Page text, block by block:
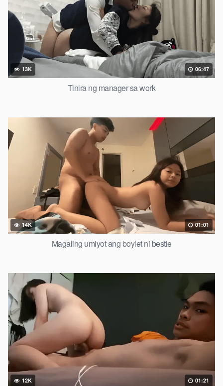
13K 06:47
Tinira ng manager sa work
14K 01:01
Magaling umiyot ang boylet ni bestie
12K 01:21